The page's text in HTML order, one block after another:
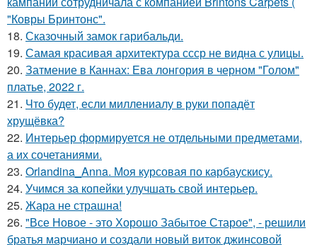
"Ковры Бринтонс".
18. Сказочный замок гарибальди.
19. Самая красивая архитектура ссср не видна с улицы.
20. Затмение в Каннах: Ева лонгория в черном "Голом"
платье, 2022 г.
21. Что будет, если миллениалу в руки попадёт
хрущёвка?
22. Интерьер формируется не отдельными предметами,
а их сочетаниями.
23. Orlandina_Anna. Моя курсовая по карбаускису.
24. Учимся за копейки улучшать свой интерьер.
25. Жара не страшна!
26. "Все Новое - это Хорошо Забытое Старое", - решили
братья марчиано и создали новый виток джинсовой